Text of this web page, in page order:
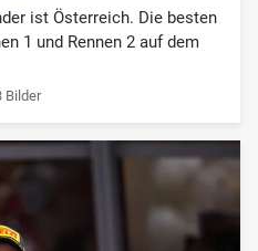
ist Österreich. Die besten
1 und Rennen 2 auf dem
Bilder